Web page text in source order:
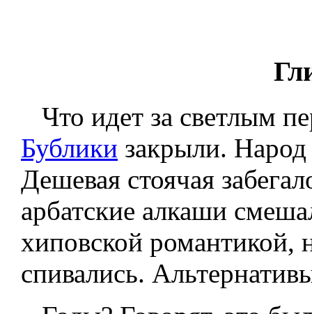
Что идет за светлым
Бублики закрыли. Народ
Дешевая стоячая
арбатские алкаши
хиповской романтикой,
спивались.